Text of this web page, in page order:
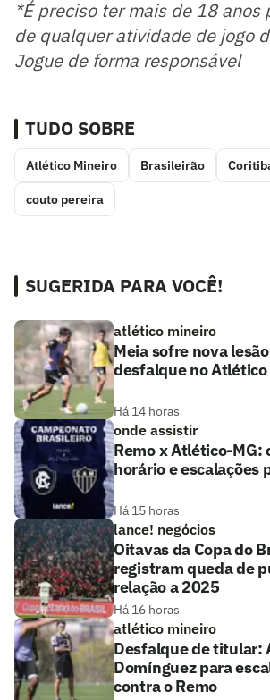
*É preciso ter mais de 18
de qualquer atividade de jogo
Jogue de forma responsável
TUDO SOBRE
Atlético Mineiro Brasileirão
couto pereira
SUGERIDA PARA VOCÊ!
atlético mineiro
Meia sofre nova
desfalque no Atlético
Há 14 horas
onde assistir
Remo x Atlético-MG:
horário e escalações
Há 15 horas
lance! negócios
Oitavas da Copa do
registram queda de
relação a 2025
Há 16 horas
atlético mineiro
Desfalque de titular:
Domínguez para
contra o Remo